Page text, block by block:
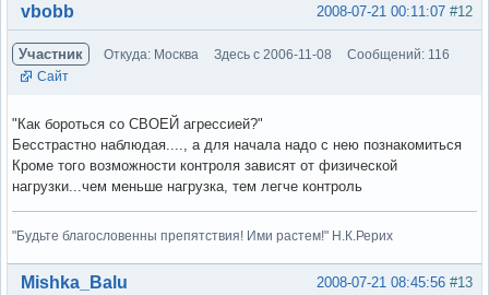
Вне форума #12
2008-07-21 00:11:07
vbobb
Участник Откуда: Москва Здесь с 2006-11-08
Сообщений: 116
Сайт
"Как бороться со СВОЕЙ агрессией?"
Бесстрастно наблюдая...., а для начала надо с нею познакомиться
Кроме того возможности контроля зависят от физической
нагрузки...чем меньше нагрузка, тем легче контроль
"Будьте благословенны препятствия! Ими растем!" Н.К.Рерих
Вне форума #13
2008-07-21 08:45:56
Mishka_Balu